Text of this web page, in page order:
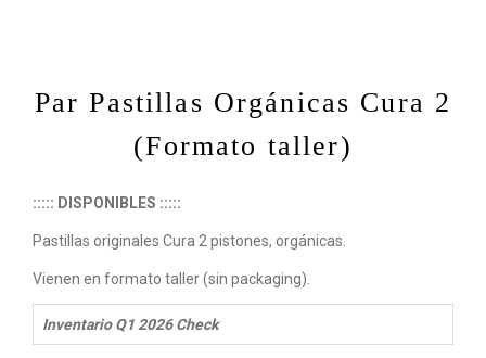
Par Pastillas Orgánicas Cura 2
(Formato taller)
::::: DISPONIBLES :::::
Pastillas originales Cura 2 pistones, orgánicas.
Vienen en formato taller (sin packaging).
Inventario Q1 2026 Check